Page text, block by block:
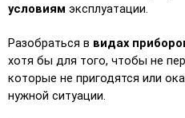
условиям эксплуатации.
Разобраться в видах
хотя бы для того, чтобы не
которые не пригодятся или
нужной ситуации.